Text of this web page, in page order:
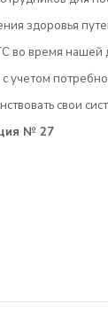
здоровья
во время нашей
учетом
свои
№ 27